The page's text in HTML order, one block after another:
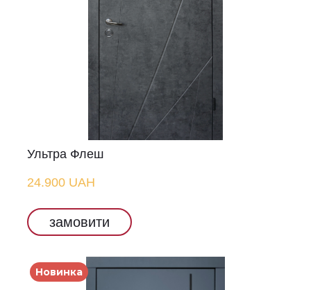
Ультра Флеш
24.900 UAH
замовити
Новинка